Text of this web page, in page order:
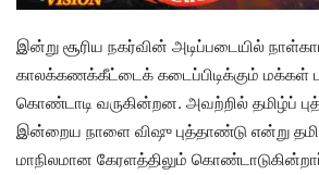
இன்று சூரிய நகர்வின் அடிப்படையில்
காலக்கணக்கீட்டைக் கடைப்பிடிக்கும் மக்கள்
கொண்டாடி வருகின்றன. அவற்றில் தமிழ்ப்
இன்றைய நாளை விஷு புத்தாண்டு என்று
மாநிலமான கேரளத்திலும்